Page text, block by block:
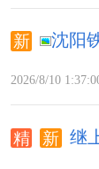
沈阳
2026/8/10
继